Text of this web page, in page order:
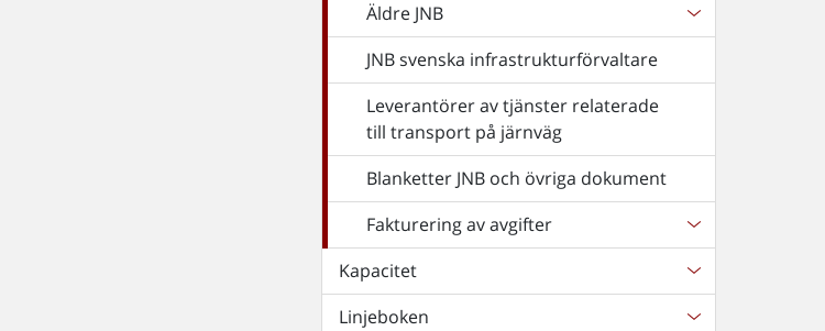
Äldre JNB
JNB svenska infrastrukturförvaltare
Leverantörer av tjänster relaterade
till transport på järnväg
Blanketter JNB och övriga dokument
Fakturering av avgifter
Kapacitet
Linjeboken